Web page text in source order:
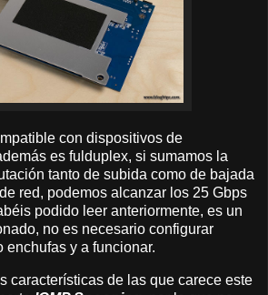
con dispositivos de
es fulduplex, si sumamos la
tanto de subida como de bajada
red, podemos alcanzar los 25 Gbps
podido leer anteriormente, es un
no es necesario configurar
enchufas y a funcionar.
características de las que carece este